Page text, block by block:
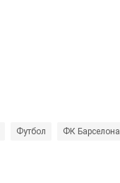
Футбол ФК Барселона